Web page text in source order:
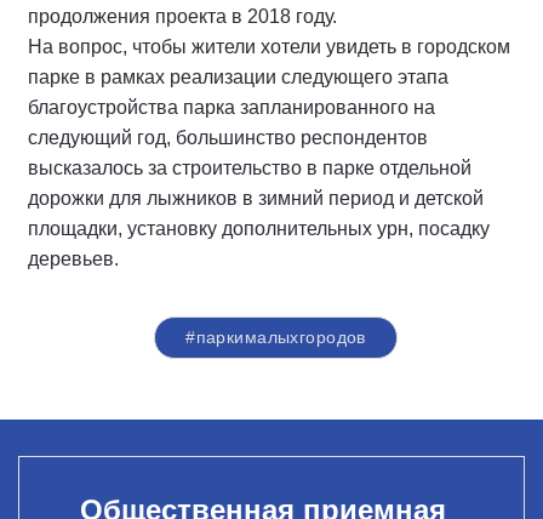
продолжения проекта в 2018 году.
На вопрос, чтобы жители хотели увидеть в городском
парке в рамках реализации следующего этапа
благоустройства парка запланированного на
следующий год, большинство респондентов
высказалось за строительство в парке отдельной
дорожки для лыжников в зимний период и детской
площадки, установку дополнительных урн, посадку
деревьев.
#паркималыхгородов
Общественная приемная